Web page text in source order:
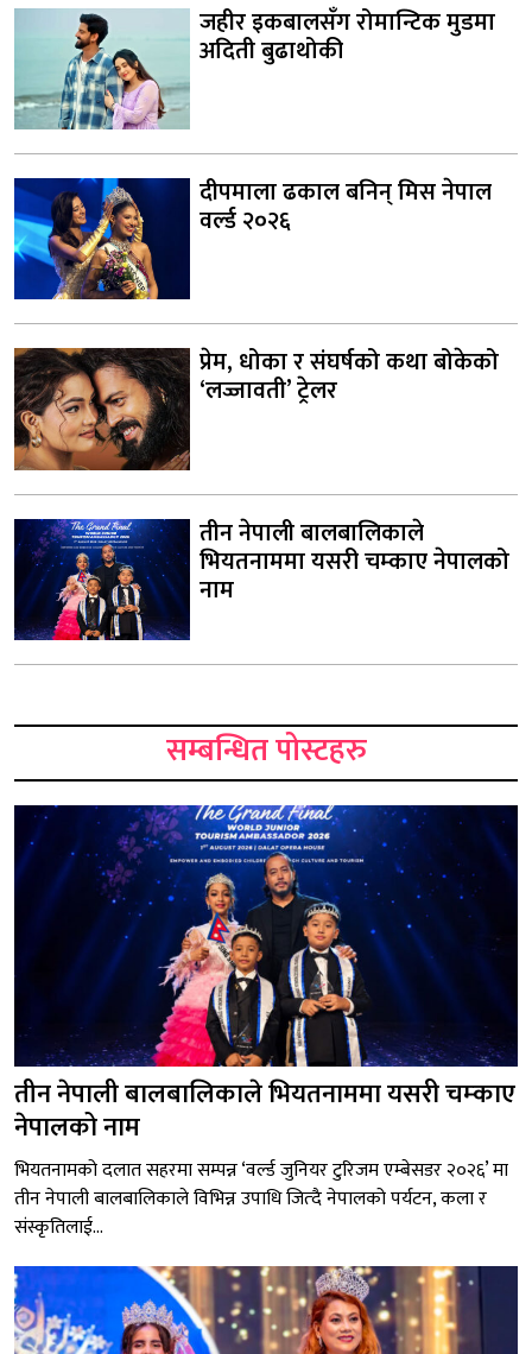
जहीर इकबालसँग रोमान्टिक मुडमा
अदिती बुढाथोकी
दीपमाला ढकाल बनिन् मिस नेपाल
वर्ल्ड २०२६
प्रेम, धोका र संघर्षको कथा बोकेको
‘लज्जावती’ ट्रेलर
तीन नेपाली बालबालिकाले
भियतनाममा यसरी चम्काए नेपालको
नाम
सम्बन्धित पोस्टहरु
तीन नेपाली बालबालिकाले भियतनाममा यसरी चम्काए
नेपालको नाम
भियतनामको दलात सहरमा सम्पन्न ‘वर्ल्ड जुनियर टुरिजम एम्बेसडर २०२६’ मा
तीन नेपाली बालबालिकाले विभिन्न उपाधि जित्दै नेपालको पर्यटन, कला र
संस्कृतिलाई...